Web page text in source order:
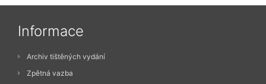
Informace
Archiv tištěných vydání
Zpětná vazba